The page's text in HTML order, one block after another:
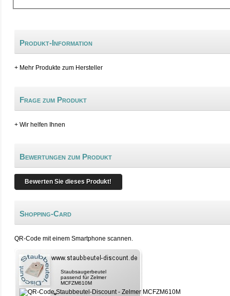
Produkt-Information
+ Mehr Produkte zum Hersteller
Frage zum Produkt
+ Wir helfen Ihnen
Bewertungen zum Produkt
Bewerten Sie dieses Produkt!
Shopping-Card
QR-Code mit einem Smartphone scannen.
Staubsaugerbeutel
passend für Zelmer
MCFZM610M